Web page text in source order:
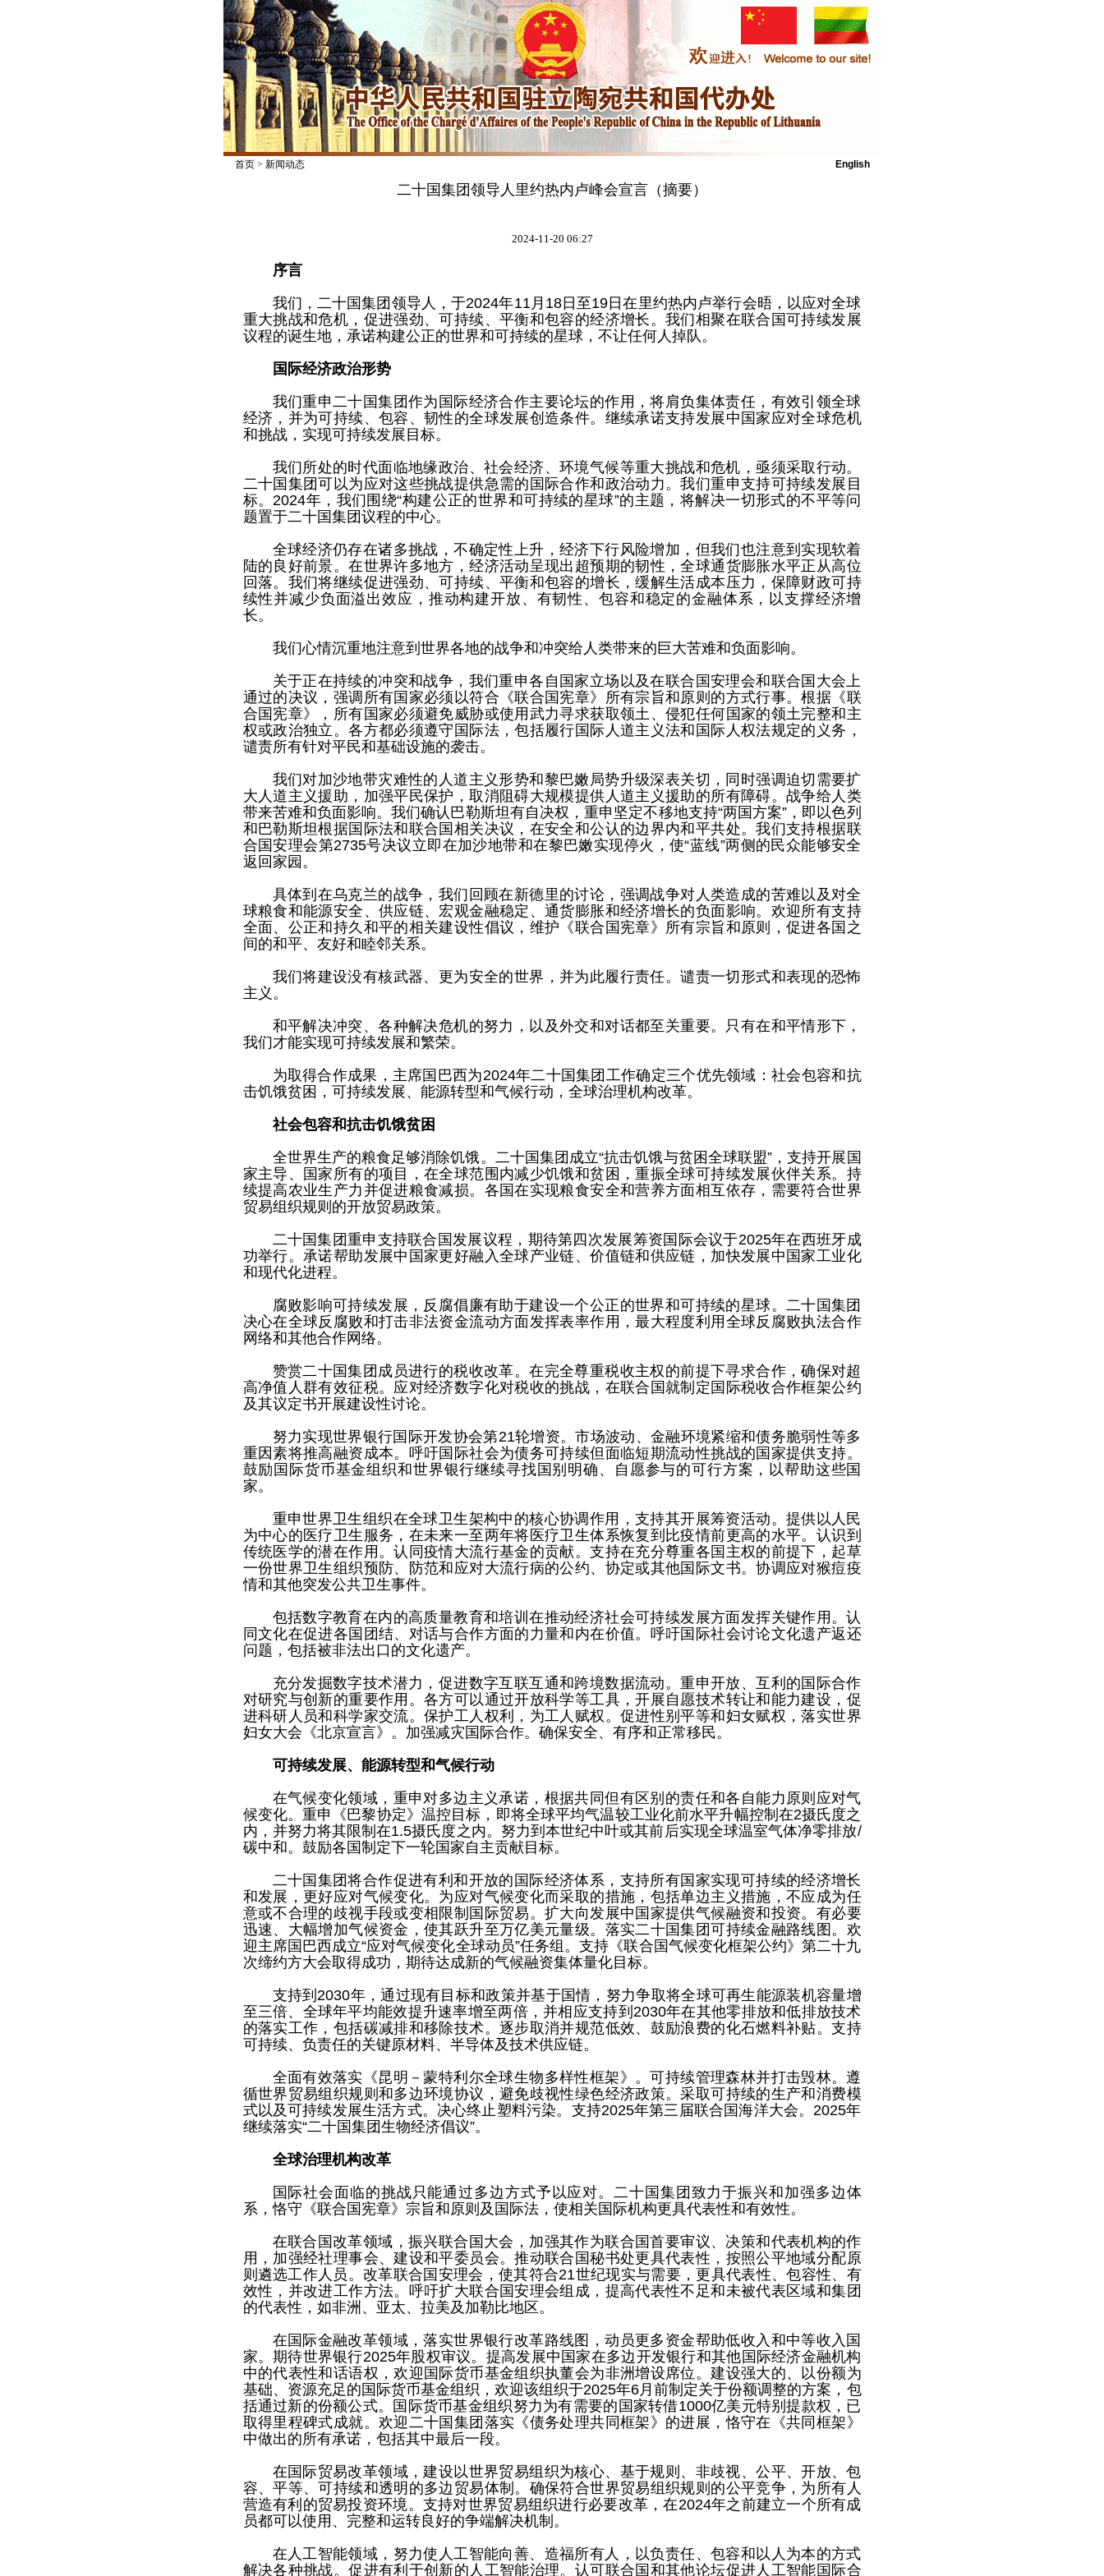
首页> 新闻动态 English
二十国集团领导人里约热内卢峰会宣言（摘要）
2024-11-20 06:27
序言
我们，二十国集团领导人，于2024年11月18日至19日在里约热内卢举行会晤，以应对全球
重大挑战和危机，促进强劲、可持续、平衡和包容的经济增长。我们相聚在联合国可持续发展
议程的诞生地，承诺构建公正的世界和可持续的星球，不让任何人掉队。
国际经济政治形势
我们重申二十国集团作为国际经济合作主要论坛的作用，将肩负集体责任，有效引领全球
经济，并为可持续、包容、韧性的全球发展创造条件。继续承诺支持发展中国家应对全球危机
和挑战，实现可持续发展目标。
我们所处的时代面临地缘政治、社会经济、环境气候等重大挑战和危机，亟须采取行动。
二十国集团可以为应对这些挑战提供急需的国际合作和政治动力。我们重申支持可持续发展目
标。2024年，我们围绕“构建公正的世界和可持续的星球”的主题，将解决一切形式的不平等问
题置于二十国集团议程的中心。
全球经济仍存在诸多挑战，不确定性上升，经济下行风险增加，但我们也注意到实现软着
陆的良好前景。在世界许多地方，经济活动呈现出超预期的韧性，全球通货膨胀水平正从高位
回落。我们将继续促进强劲、可持续、平衡和包容的增长，缓解生活成本压力，保障财政可持
续性并减少负面溢出效应，推动构建开放、有韧性、包容和稳定的金融体系，以支撑经济增
长。
我们心情沉重地注意到世界各地的战争和冲突给人类带来的巨大苦难和负面影响。
关于正在持续的冲突和战争，我们重申各自国家立场以及在联合国安理会和联合国大会上
通过的决议，强调所有国家必须以符合《联合国宪章》所有宗旨和原则的方式行事。根据《联
合国宪章》，所有国家必须避免威胁或使用武力寻求获取领土、侵犯任何国家的领土完整和主
权或政治独立。各方都必须遵守国际法，包括履行国际人道主义法和国际人权法规定的义务，
谴责所有针对平民和基础设施的袭击。
我们对加沙地带灾难性的人道主义形势和黎巴嫩局势升级深表关切，同时强调迫切需要扩
大人道主义援助，加强平民保护，取消阻碍大规模提供人道主义援助的所有障碍。战争给人类
带来苦难和负面影响。我们确认巴勒斯坦有自决权，重申坚定不移地支持“两国方案”，即以色列
和巴勒斯坦根据国际法和联合国相关决议，在安全和公认的边界内和平共处。我们支持根据联
合国安理会第2735号决议立即在加沙地带和在黎巴嫩实现停火，使“蓝线”两侧的民众能够安全
返回家园。
具体到在乌克兰的战争，我们回顾在新德里的讨论，强调战争对人类造成的苦难以及对全
球粮食和能源安全、供应链、宏观金融稳定、通货膨胀和经济增长的负面影响。欢迎所有支持
全面、公正和持久和平的相关建设性倡议，维护《联合国宪章》所有宗旨和原则，促进各国之
间的和平、友好和睦邻关系。
我们将建设没有核武器、更为安全的世界，并为此履行责任。谴责一切形式和表现的恐怖
主义。
和平解决冲突、各种解决危机的努力，以及外交和对话都至关重要。只有在和平情形下，
我们才能实现可持续发展和繁荣。
为取得合作成果，主席国巴西为2024年二十国集团工作确定三个优先领域：社会包容和抗
击饥饿贫困，可持续发展、能源转型和气候行动，全球治理机构改革。
社会包容和抗击饥饿贫困
全世界生产的粮食足够消除饥饿。二十国集团成立“抗击饥饿与贫困全球联盟”，支持开展国
家主导、国家所有的项目，在全球范围内减少饥饿和贫困，重振全球可持续发展伙伴关系。持
续提高农业生产力并促进粮食减损。各国在实现粮食安全和营养方面相互依存，需要符合世界
贸易组织规则的开放贸易政策。
二十国集团重申支持联合国发展议程，期待第四次发展筹资国际会议于2025年在西班牙成
功举行。承诺帮助发展中国家更好融入全球产业链、价值链和供应链，加快发展中国家工业化
和现代化进程。
腐败影响可持续发展，反腐倡廉有助于建设一个公正的世界和可持续的星球。二十国集团
决心在全球反腐败和打击非法资金流动方面发挥表率作用，最大程度利用全球反腐败执法合作
网络和其他合作网络。
赞赏二十国集团成员进行的税收改革。在完全尊重税收主权的前提下寻求合作，确保对超
高净值人群有效征税。应对经济数字化对税收的挑战，在联合国就制定国际税收合作框架公约
及其议定书开展建设性讨论。
努力实现世界银行国际开发协会第21轮增资。市场波动、金融环境紧缩和债务脆弱性等多
重因素将推高融资成本。呼吁国际社会为债务可持续但面临短期流动性挑战的国家提供支持。
鼓励国际货币基金组织和世界银行继续寻找国别明确、自愿参与的可行方案，以帮助这些国
家。
重申世界卫生组织在全球卫生架构中的核心协调作用，支持其开展筹资活动。提供以人民
为中心的医疗卫生服务，在未来一至两年将医疗卫生体系恢复到比疫情前更高的水平。认识到
传统医学的潜在作用。认同疫情大流行基金的贡献。支持在充分尊重各国主权的前提下，起草
一份世界卫生组织预防、防范和应对大流行病的公约、协定或其他国际文书。协调应对猴痘疫
情和其他突发公共卫生事件。
包括数字教育在内的高质量教育和培训在推动经济社会可持续发展方面发挥关键作用。认
同文化在促进各国团结、对话与合作方面的力量和内在价值。呼吁国际社会讨论文化遗产返还
问题，包括被非法出口的文化遗产。
充分发掘数字技术潜力，促进数字互联互通和跨境数据流动。重申开放、互利的国际合作
对研究与创新的重要作用。各方可以通过开放科学等工具，开展自愿技术转让和能力建设，促
进科研人员和科学家交流。保护工人权利，为工人赋权。促进性别平等和妇女赋权，落实世界
妇女大会《北京宣言》。加强减灾国际合作。确保安全、有序和正常移民。
可持续发展、能源转型和气候行动
在气候变化领域，重申对多边主义承诺，根据共同但有区别的责任和各自能力原则应对气
候变化。重申《巴黎协定》温控目标，即将全球平均气温较工业化前水平升幅控制在2摄氏度之
内，并努力将其限制在1.5摄氏度之内。努力到本世纪中叶或其前后实现全球温室气体净零排放/
碳中和。鼓励各国制定下一轮国家自主贡献目标。
二十国集团将合作促进有利和开放的国际经济体系，支持所有国家实现可持续的经济增长
和发展，更好应对气候变化。为应对气候变化而采取的措施，包括单边主义措施，不应成为任
意或不合理的歧视手段或变相限制国际贸易。扩大向发展中国家提供气候融资和投资。有必要
迅速、大幅增加气候资金，使其跃升至万亿美元量级。落实二十国集团可持续金融路线图。欢
迎主席国巴西成立“应对气候变化全球动员”任务组。支持《联合国气候变化框架公约》第二十九
次缔约方大会取得成功，期待达成新的气候融资集体量化目标。
支持到2030年，通过现有目标和政策并基于国情，努力争取将全球可再生能源装机容量增
至三倍、全球年平均能效提升速率增至两倍，并相应支持到2030年在其他零排放和低排放技术
的落实工作，包括碳减排和移除技术。逐步取消并规范低效、鼓励浪费的化石燃料补贴。支持
可持续、负责任的关键原材料、半导体及技术供应链。
全面有效落实《昆明－蒙特利尔全球生物多样性框架》。可持续管理森林并打击毁林。遵
循世界贸易组织规则和多边环境协议，避免歧视性绿色经济政策。采取可持续的生产和消费模
式以及可持续发展生活方式。决心终止塑料污染。支持2025年第三届联合国海洋大会。2025年
继续落实“二十国集团生物经济倡议”。
全球治理机构改革
国际社会面临的挑战只能通过多边方式予以应对。二十国集团致力于振兴和加强多边体
系，恪守《联合国宪章》宗旨和原则及国际法，使相关国际机构更具代表性和有效性。
在联合国改革领域，振兴联合国大会，加强其作为联合国首要审议、决策和代表机构的作
用，加强经社理事会、建设和平委员会。推动联合国秘书处更具代表性，按照公平地域分配原
则遴选工作人员。改革联合国安理会，使其符合21世纪现实与需要，更具代表性、包容性、有
效性，并改进工作方法。呼吁扩大联合国安理会组成，提高代表性不足和未被代表区域和集团
的代表性，如非洲、亚太、拉美及加勒比地区。
在国际金融改革领域，落实世界银行改革路线图，动员更多资金帮助低收入和中等收入国
家。期待世界银行2025年股权审议。提高发展中国家在多边开发银行和其他国际经济金融机构
中的代表性和话语权，欢迎国际货币基金组织执董会为非洲增设席位。建设强大的、以份额为
基础、资源充足的国际货币基金组织，欢迎该组织于2025年6月前制定关于份额调整的方案，包
括通过新的份额公式。国际货币基金组织努力为有需要的国家转借1000亿美元特别提款权，已
取得里程碑式成就。欢迎二十国集团落实《债务处理共同框架》的进展，恪守在《共同框架》
中做出的所有承诺，包括其中最后一段。
在国际贸易改革领域，建设以世界贸易组织为核心、基于规则、非歧视、公平、开放、包
容、平等、可持续和透明的多边贸易体制。确保符合世界贸易组织规则的公平竞争，为所有人
营造有利的贸易投资环境。支持对世界贸易组织进行必要改革，在2024年之前建立一个所有成
员都可以使用、完整和运转良好的争端解决机制。
在人工智能领域，努力使人工智能向善、造福所有人，以负责任、包容和以人为本的方式
解决各种挑战。促进有利于创新的人工智能治理。认可联合国和其他论坛促进人工智能国际合